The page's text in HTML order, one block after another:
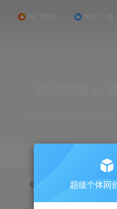
热门项目 APP下载
项目 引流 短视频
超级个体网